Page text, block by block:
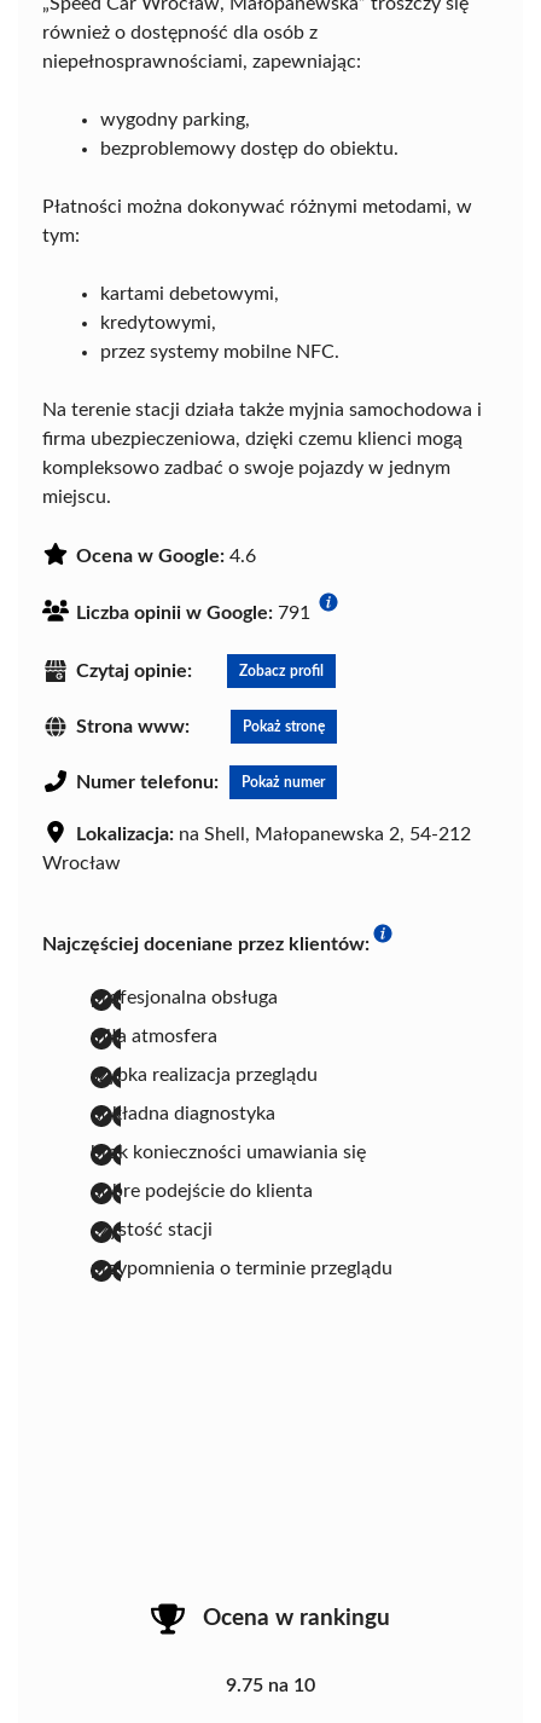
„Speed Car Wrocław, Małopanewska” troszczy się
również o dostępność dla osób z
niepełnosprawnościami, zapewniając:
wygodny parking,
bezproblemowy dostęp do obiektu.
Płatności można dokonywać różnymi metodami, w
tym:
kartami debetowymi,
kredytowymi,
przez systemy mobilne NFC.
Na terenie stacji działa także myjnia samochodowa i
firma ubezpieczeniowa, dzięki czemu klienci mogą
kompleksowo zadbać o swoje pojazdy w jednym
miejscu.
Ocena w Google: 4.6
Liczba opinii w Google: 791
Czytaj opinie: Zobacz profil
Strona www: Pokaż stronę
Numer telefonu: Pokaż numer
Lokalizacja: na Shell, Małopanewska 2, 54-212
Wrocław
Najczęściej doceniane przez klientów:
profesjonalna obsługa
miła atmosfera
szybka realizacja przeglądu
dokładna diagnostyka
brak konieczności umawiania się
dobre podejście do klienta
czystość stacji
przypomnienia o terminie przeglądu
Ocena w rankingu
9.75 na 10